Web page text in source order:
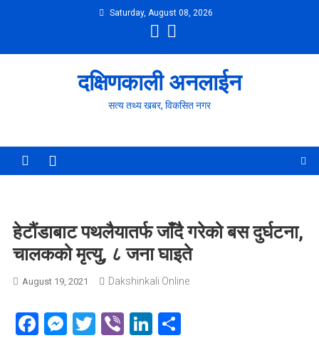
Saturday, August 08, 2026
दक्षिणकाली अनलाईन
सत्य तथ्य खबर, विकसित नगर
हेटौंडाबाट पथलैयातर्फ जाँदै गरेको बस दुर्घटना,
चालकको मृत्यु, ८ जना घाइते
August 19, 2021 Dakshinkali Online
Facebook
Messenger
Twitter
ViberLinkedIn
Share